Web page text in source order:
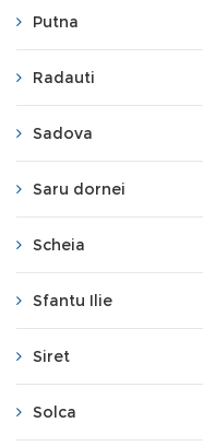
Putna
Radauti
Sadova
Saru dornei
Scheia
Sfantu Ilie
Siret
Solca